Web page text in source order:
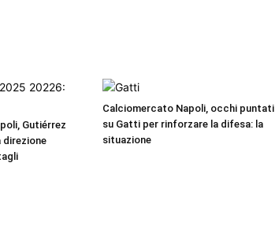
Gutiérrez
direzione
Calciomercato Napoli, occhi puntati
su Gatti per rinforzare la difesa: la
situazione